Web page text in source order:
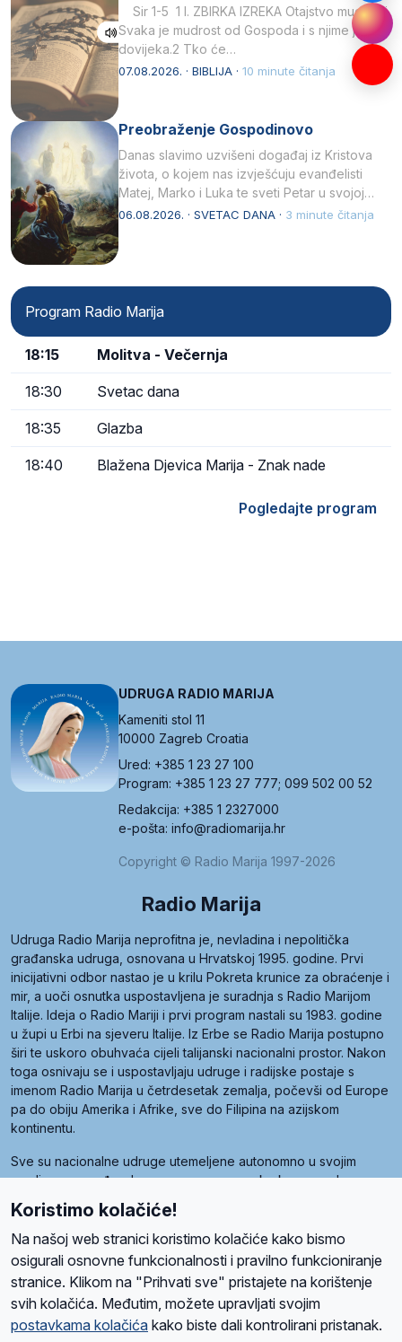
Sir 1-5 1 I. ZBIRKA IZREKA Otajstvo mudrosti
Svaka je mudrost od Gospoda i s njime je
dovijeka.2 Tko će…
07.08.2026. · BIBLIJA · 10 minute čitanja
Preobraženje Gospodinovo
Danas slavimo uzvišeni događaj iz Kristova
života, o kojem nas izvješćuju evanđelisti
Matej, Marko i Luka te sveti Petar u svojoj
drugoj…
06.08.2026. · SVETAC DANA · 3 minute čitanja
Program Radio Marija
18:15 Molitva - Večernja
18:30 Svetac dana
18:35 Glazba
18:40 Blažena Djevica Marija - Znak nade
Pogledajte program
UDRUGA RADIO MARIJA
Kameniti stol 11
10000 Zagreb Croatia
Ured: +385 1 23 27 100
Program: +385 1 23 27 777; 099 502 00 52
Redakcija: +385 1 2327000
e-pošta: info@radiomarija.hr
Copyright © Radio Marija 1997-2026
Radio Marija
Udruga Radio Marija neprofitna je, nevladina i nepolitička
građanska udruga, osnovana u Hrvatskoj 1995. godine. Prvi
inicijativni odbor nastao je u krilu Pokreta krunice za obraćenje i
mir, a uoči osnutka uspostavljena je suradnja s Radio Marijom
Italije. Ideja o Radio Mariji i prvi program nastali su 1983. godine
u župi u Erbi na sjeveru Italije. Iz Erbe se Radio Marija postupno
širi te uskoro obuhvaća cijeli talijanski nacionalni prostor. Nakon
toga osnivaju se i uspostavljaju udruge i radijske postaje s
imenom Radio Marija u četrdesetak zemalja, počevši od Europe
pa do obiju Amerika i Afrike, sve do Filipina na azijskom
kontinentu.
Sve su nacionalne udruge utemeljene autonomno u svojim
zemljama, a međusobna su povezane preko krovne udruge
pod nazivom Svjetska obitelj Radio Marije (World Family of
Radio Maria). Svjetsku obitelj utemeljilo je sedam članica, među
kojima je i hrvatska Udruga Radio Marija.
O namaRadio ProgramVolonteriPrijateljiKontaktPravila privatnosti
Koristimo kolačiće!
Na našoj web stranici koristimo kolačiće kako bismo
osigurali osnovne funkcionalnosti i pravilno funkcioniranje
stranice. Klikom na "Prihvati sve" pristajete na korištenje
svih kolačića. Međutim, možete upravljati svojim
postavkama kolačića kako biste dali kontrolirani pristanak.